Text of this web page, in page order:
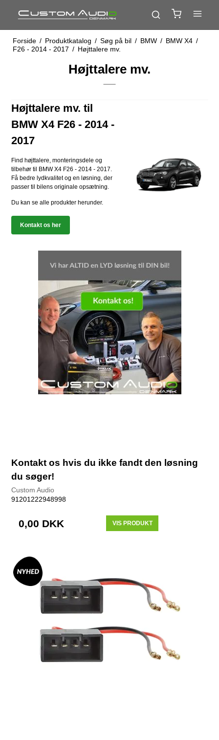
Forside / Produktkatalog / Søg på bil / BMW / BMW X4 /
F26 - 2014 - 2017 / Højttalere mv.
Højttalere mv.
Højttalere mv. til
BMW X4 F26 - 2014 -
2017
Find højttalere, monteringsdele og
tilbehør til BMW X4 F26 - 2014 - 2017.
Få bedre lydkvalitet og en løsning, der
passer til bilens originale opsætning.
Du kan se alle produkter herunder.
Kontakt os her
Kontakt os hvis du ikke fandt den løsning
du søger!
Custom Audio
91201222948998
0,00 DKK VIS PRODUKT